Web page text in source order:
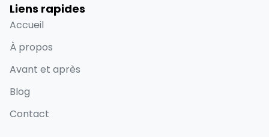
Liens rapides
Accueil
À propos
Avant et après
Blog
Contact